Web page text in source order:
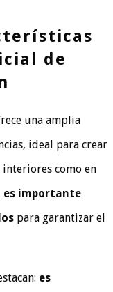
de
una amplia
ideal para crear
como en
es importante
para garantizar el
es